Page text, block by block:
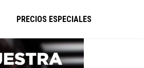
PRECIOS ESPECIALES